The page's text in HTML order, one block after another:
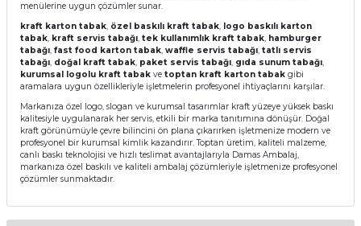
menülerine uygun çözümler sunar.
kraft karton tabak, özel baskılı kraft tabak, logo baskılı karton
tabak, kraft servis tabağı, tek kullanımlık kraft tabak, hamburger
tabağı, fast food karton tabak, waffle servis tabağı, tatlı servis
tabağı, doğal kraft tabak, paket servis tabağı, gıda sunum tabağı,
kurumsal logolu kraft tabak ve toptan kraft karton tabak gibi
aramalara uygun özellikleriyle işletmelerin profesyonel ihtiyaçlarını karşılar.
Markanıza özel logo, slogan ve kurumsal tasarımlar kraft yüzeye yüksek baskı
kalitesiyle uygulanarak her servis, etkili bir marka tanıtımına dönüşür. Doğal
kraft görünümüyle çevre bilincini ön plana çıkarırken işletmenize modern ve
profesyonel bir kurumsal kimlik kazandırır. Toptan üretim, kaliteli malzeme,
canlı baskı teknolojisi ve hızlı teslimat avantajlarıyla Damas Ambalaj,
markanıza özel baskılı ve kaliteli ambalaj çözümleriyle işletmenize profesyonel
çözümler sunmaktadır.